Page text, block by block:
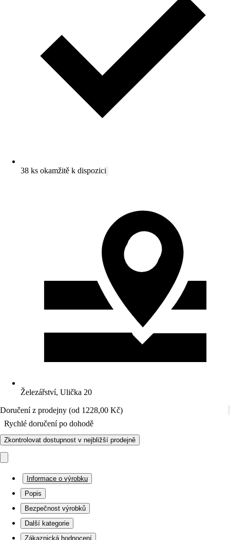
38 ks okamžitě k dispozici
Železářství, Ulička 20
Doručení z prodejny (od 1228,00 Kč)
Rychlé doručení po dohodě
Zkontrolovat dostupnost v nejbližší prodejně
Informace o výrobku
Popis
Bezpečnost výrobků
Další kategorie
Zákaznická hodnocení